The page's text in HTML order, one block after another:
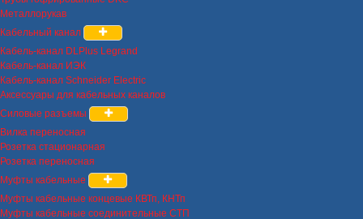
Металлорукав
Кабельный канал
Кабель-канал DLPlus Legrand
Кабель-канал ИЭК
Кабель-канал Schneider Electric
Аксессуары для кабельных каналов
Силовые разъемы
Вилка переносная
Розетка стационарная
Розетка переносная
Муфты кабельные
Муфты кабельные концевые КВТп, КНТп
Муфты кабельные соединительные СТП